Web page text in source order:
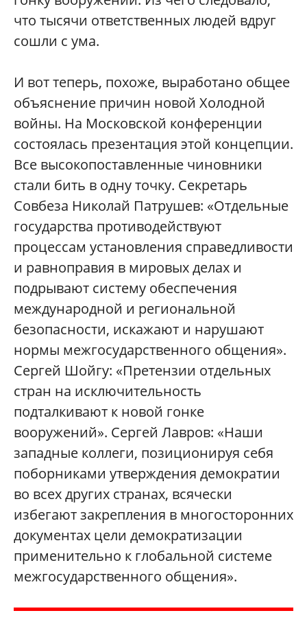
что тысячи ответственных людей вдруг
сошли с ума.
И вот теперь, похоже, выработано общее
объяснение причин новой Холодной
войны. На Московской конференции
состоялась презентация этой концепции.
Все высокопоставленные чиновники
стали бить в одну точку. Секретарь
Совбеза Николай Патрушев: «Отдельные
государства противодействуют
процессам установления справедливости
и равноправия в мировых делах и
подрывают систему обеспечения
международной и региональной
безопасности, искажают и нарушают
нормы межгосударственного общения».
Сергей Шойгу: «Претензии отдельных
стран на исключительность
подталкивают к новой гонке
вооружений». Сергей Лавров: «Наши
западные коллеги, позиционируя себя
поборниками утверждения демократии
во всех других странах, всячески
избегают закрепления в многосторонних
документах цели демократизации
применительно к глобальной системе
межгосударственного общения».